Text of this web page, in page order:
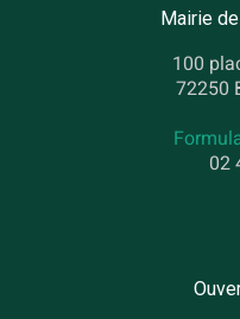
Mairie
100
72250
02